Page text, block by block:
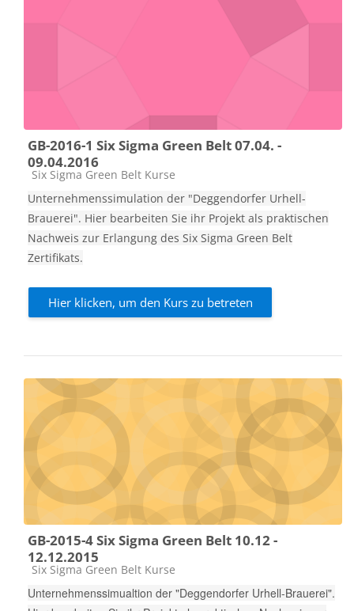
GB-2016-1 Six Sigma Green Belt 07.04. -
09.04.2016
Kursbereich
Six Sigma Green Belt Kurse
Unternehmenssimulation der "Deggendorfer Urhell-
Brauerei". Hier bearbeiten Sie ihr Projekt als praktischen
Nachweis zur Erlangung des Six Sigma Green Belt
Zertifikats.
Hier klicken, um den Kurs zu betreten
GB-2015-4 Six Sigma Green Belt 10.12 -
12.12.2015
Kursbereich
Six Sigma Green Belt Kurse
Unternehmenssimualtion der "Deggendorfer Urhell-Brauerei".